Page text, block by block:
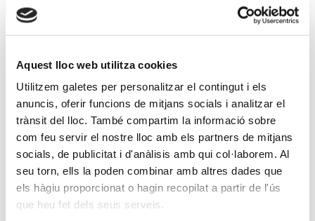
Aquest lloc web utilitza cookies
Utilitzem galetes per personalitzar el contingut i els
anuncis, oferir funcions de mitjans socials i analitzar el
trànsit del lloc. També compartim la informació sobre
com feu servir el nostre lloc amb els partners de mitjans
socials, de publicitat i d'anàlisis amb qui col·laborem. Al
seu torn, ells la poden combinar amb altres dades que
els hàgiu proporcionat o hagin recopilat a partir de l'ús
que heu fet dels seus serveis.
Membre de l'Il·lustre Col·legi de Graduats Socials
de Tarragona:48,00 €
de Barcelona, Girona i Lleida:
Membre de la Cambra de Comerç d'Eivissa i
Formentera: 48,00 €
Membre del Col·legi d'Administradors de Finques
de Girona:48,00 €
No associat:125,00 €
Sóc associat/ada